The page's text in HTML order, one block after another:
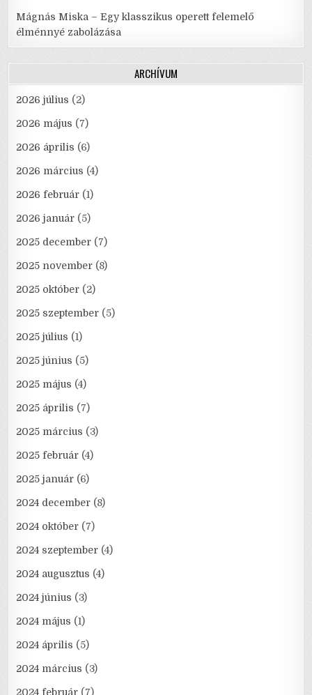
Mágnás Miska – Egy klasszikus operett felemelő
élménnyé zabolázása
ARCHÍVUM
2026 július (2)
2026 május (7)
2026 április (6)
2026 március (4)
2026 február (1)
2026 január (5)
2025 december (7)
2025 november (8)
2025 október (2)
2025 szeptember (5)
2025 július (1)
2025 június (5)
2025 május (4)
2025 április (7)
2025 március (3)
2025 február (4)
2025 január (6)
2024 december (8)
2024 október (7)
2024 szeptember (4)
2024 augusztus (4)
2024 június (3)
2024 május (1)
2024 április (5)
2024 március (3)
2024 február (7)